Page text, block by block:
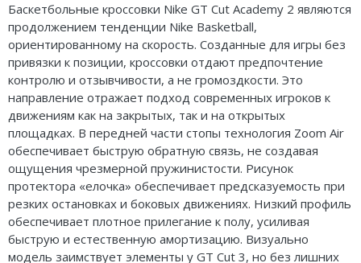
Баскетбольные кроссовки Nike GT Cut Academy 2 являются
продолжением тенденции Nike Basketball,
ориентированному на скорость. Созданные для игры без
привязки к позиции, кроссовки отдают предпочтение
контролю и отзывчивости, а не громоздкости. Это
направление отражает подход современных игроков к
движениям как на закрытых, так и на открытых
площадках. В передней части стопы технология Zoom Air
обеспечивает быструю обратную связь, не создавая
ощущения чрезмерной пружинистости. Рисунок
протектора «елочка» обеспечивает предсказуемость при
резких остановках и боковых движениях. Низкий профиль
обеспечивает плотное прилегание к полу, усиливая
быструю и естественную амортизацию. Визуально
модель заимствует элементы у GT Cut 3, но без лишних
Air Jordan 37
Air Jordan 36
Air Jordan 1
Air Jordan 3
Air Jordan 4
Air Jordan 5
Air Jordan 6
Nike Pegasus
Nike Precision
Nike Hyperdunk
Nike Hyperset
Nike Cosmic Unity
Nike Air Deldon
Nike Sabrina
adidas Adizero
adidas Harden
adidas Dame
adidas AE
Adidas Yeezy Boost 350 V2
Converse
Old Order
LACOSTE
The North Face